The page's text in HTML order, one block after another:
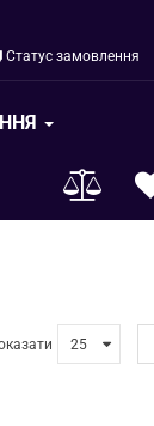
Статус замовлення